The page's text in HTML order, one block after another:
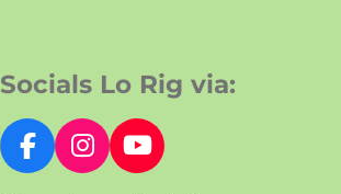
Socials Lo Rig via:
F
I
Y